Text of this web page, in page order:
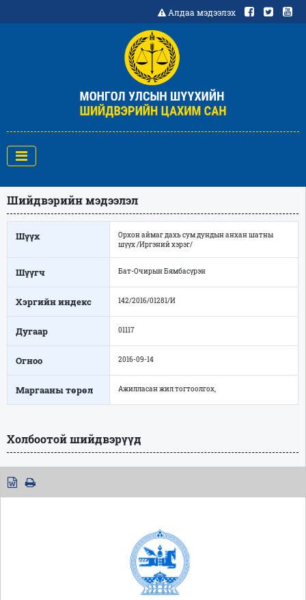
Алдаа мэдээлэх
Шийдвэрийн мэдээлэл
Шүүх
Орхон аймаг дахь сум дундын анхан шатны
шүүх /Иргэний хэрэг/
Шүүгч Бат-Очирын Бямбасүрэн
Хэргийн индекс 142/2016/01281/И
Дугаар 01117
Огноо 2016-09-14
Маргааны төрөл Ажилласан жил тогтоолгох,
Холбоотой шийдвэрүүд